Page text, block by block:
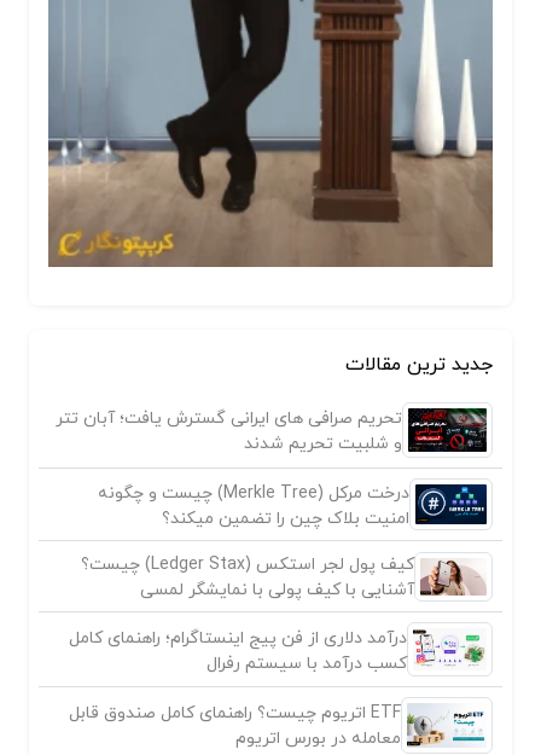
جدید ترین مقالات
تحریم صرافی های ایرانی گسترش یافت؛ آبان تتر
و شلبیت تحریم شدند
درخت مرکل (Merkle Tree) چیست و چگونه
امنیت بلاک چین را تضمین میکند؟
کیف پول لجر استکس (Ledger Stax) چیست؟
آشنایی با کیف پولی با نمایشگر لمسی
درآمد دلاری از فن پیج اینستاگرام؛ راهنمای کامل
کسب درآمد با سیستم رفرال
ETF اتریوم چیست؟ راهنمای کامل صندوق قابل
معامله در بورس اتریوم